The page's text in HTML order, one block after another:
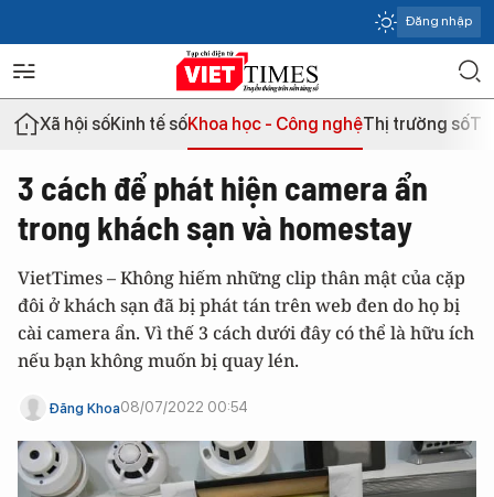
Đăng nhập
Xã hội sốKinh tế sốKhoa học - Công nghệThị trường số
3 cách để phát hiện camera ẩn
trong khách sạn và homestay
VietTimes – Không hiếm những clip thân mật của cặp
đôi ở khách sạn đã bị phát tán trên web đen do họ bị
cài camera ẩn. Vì thế 3 cách dưới đây có thể là hữu ích
nếu bạn không muốn bị quay lén.
Đăng Khoa08/07/2022 00:54